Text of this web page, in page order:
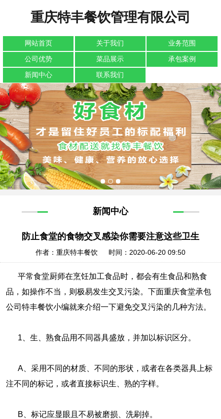
重庆特丰餐饮管理有限公司
网站首页 关于我们 业务范围
公司优势 菜品展示 承包案例
新闻中心 联系我们
新闻中心
防止食堂的食物交叉感染你需要注意这些卫生
作者：重庆特丰餐饮 时间：2020-06-20 09:50
平常食堂厨师在烹饪加工食品时，都会有生食品和熟食
品，如操作不当，则极易发生交叉污染。下面重庆食堂承包
公司特丰餐饮小编就来介绍一下避免交叉污染的几种方法。
1、生、熟食品用不同器具盛放，并加以标识区分。
A、采用不同的材质、不同的形状，或者在各类器具上标
注不同的标记，或者直接标识生、熟的字样。
B、标记应显眼且不易被磨损、洗刷掉。